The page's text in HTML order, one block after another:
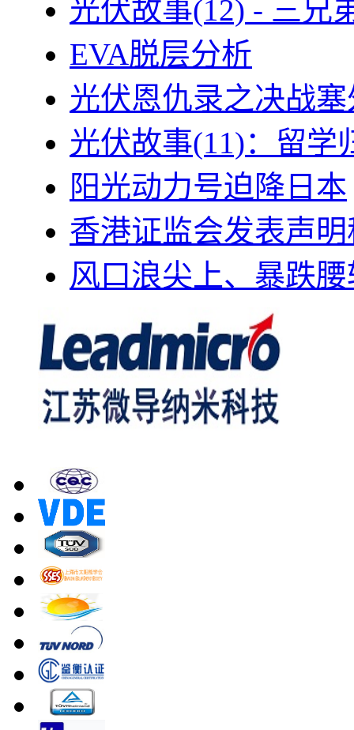
光伏故事(12) - 三兄
EVA脱层分析
光伏恩仇录之决战
光伏故事(11)：留学
阳光动力号迫降日本
香港证监会发表声
风口浪尖上、暴跌